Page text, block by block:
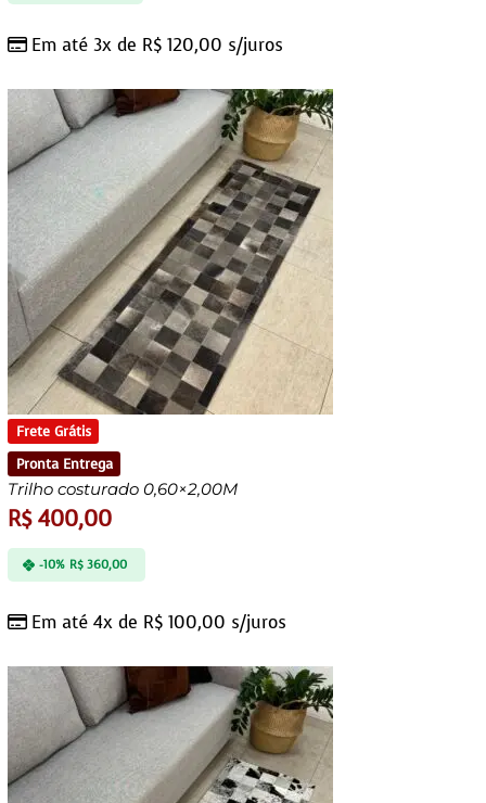
Em até 3x de R$ 120,00 s/juros
Frete Grátis
Pronta Entrega
Trilho costurado 0,60×2,00M
R$400,00
Em até 4x de R$ 100,00 s/juros
-10% R$360,00